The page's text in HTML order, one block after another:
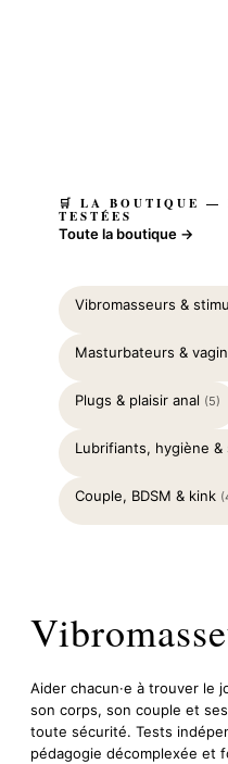
🛒 LA BOUTIQUE —
TESTÉES
Toute la boutique →
Vibromasseurs &
Masturbateurs &
Plugs & plaisir anal (5)
Lubrifiants, hygiène &
Couple, BDSM & kink
Aider chacun·e à trouver le
son corps, son couple et
toute sécurité. Tests
pédagogie décomplexée et